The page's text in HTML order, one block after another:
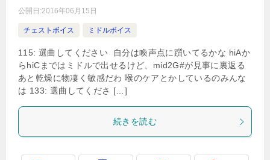
公開日:2016年06月15日
チェストボイス ミドルボイス
115: 選曲してください 自分は喚声点に躓いてるかな hiAか
らhiCまではミドルで出せるけど、mid2G#が見事に裏返る
あと乾燥に物凄く敏感だわ 喉のケアとかしているのみんな
は 133: 選曲してくださ […]
続きを読む